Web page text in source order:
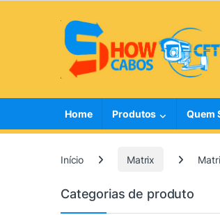
Home Produtos Quem
Início Matrix
Categorias de produto